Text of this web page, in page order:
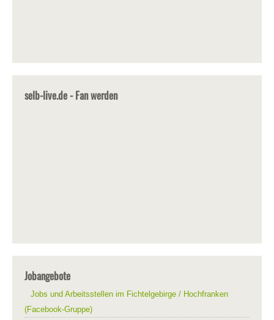
selb-live.de - Fan werden
Jobangebote
Jobs und Arbeitsstellen im Fichtelgebirge / Hochfranken
(Facebook-Gruppe)